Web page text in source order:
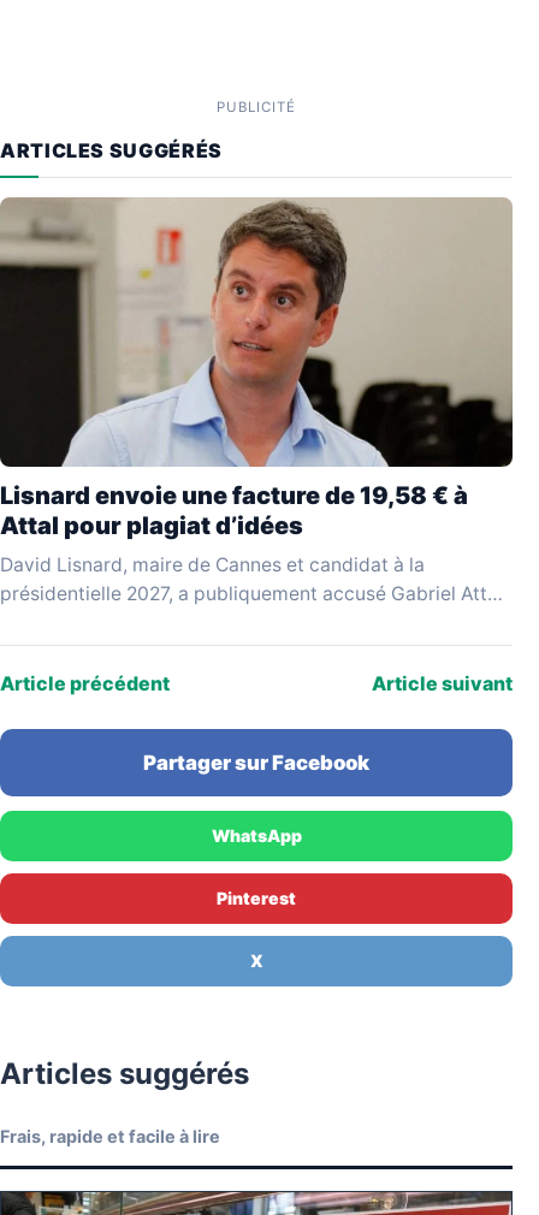
PUBLICITÉ
ARTICLES SUGGÉRÉS
Lisnard envoie une facture de 19,58 € à
Attal pour plagiat d’idées
David Lisnard, maire de Cannes et candidat à la
présidentielle 2027, a publiquement accusé Gabriel Attal
Article précédent Article suivant
Partager sur Facebook
WhatsApp
Pinterest
X
Articles suggérés
Frais, rapide et facile à lire